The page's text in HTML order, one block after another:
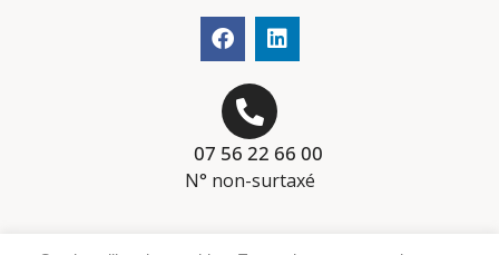
07 56 22 66 00
N° non-surtaxé